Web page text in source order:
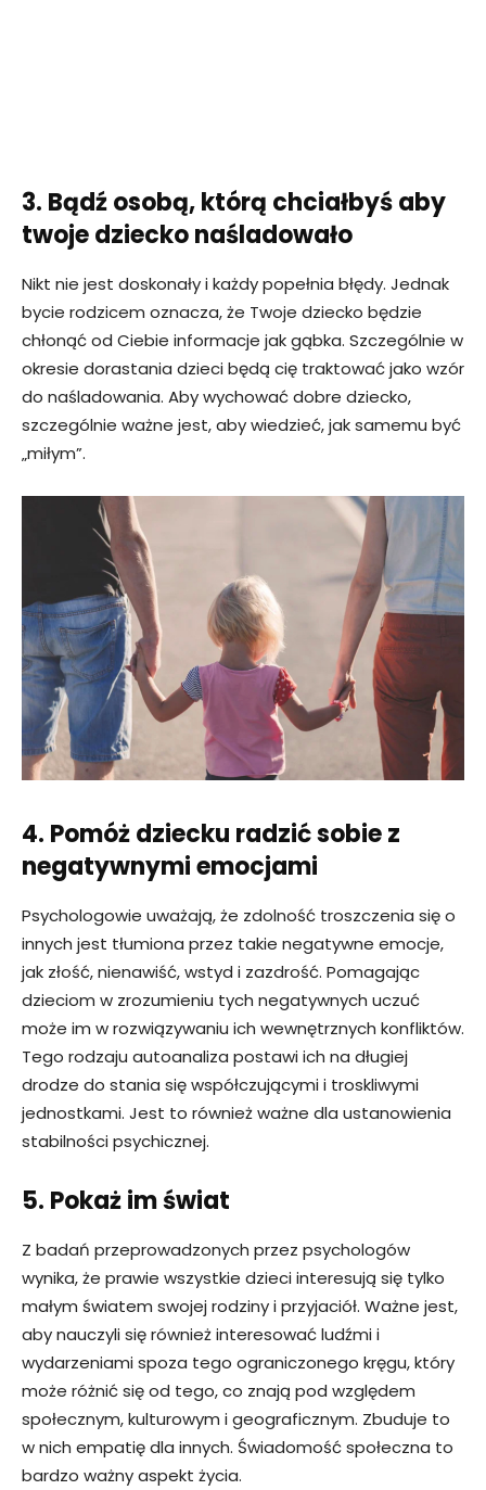
3. Bądź osobą, którą chciałbyś aby
twoje dziecko naśladowało
Nikt nie jest doskonały i każdy popełnia błędy. Jednak
bycie rodzicem oznacza, że ​​Twoje dziecko będzie
chłonąć od Ciebie informacje jak gąbka. Szczególnie w
okresie dorastania dzieci będą cię traktować jako wzór
do naśladowania. Aby wychować dobre dziecko,
szczególnie ważne jest, aby wiedzieć, jak samemu być
„miłym”.
4. Pomóż dziecku radzić sobie z
negatywnymi emocjami
Psychologowie uważają, że zdolność troszczenia się o
innych jest tłumiona przez takie negatywne emocje,
jak złość, nienawiść, wstyd i zazdrość. Pomagając
dzieciom w zrozumieniu tych negatywnych uczuć
może im w rozwiązywaniu ich wewnętrznych konfliktów.
Tego rodzaju autoanaliza postawi ich na długiej
drodze do stania się współczującymi i troskliwymi
jednostkami. Jest to również ważne dla ustanowienia
stabilności psychicznej.
5. Pokaż im świat
Z badań przeprowadzonych przez psychologów
wynika, że ​​prawie wszystkie dzieci interesują się tylko
małym światem swojej rodziny i przyjaciół. Ważne jest,
aby nauczyli się również interesować ludźmi i
wydarzeniami spoza tego ograniczonego kręgu, który
może różnić się od tego, co znają pod względem
społecznym, kulturowym i geograficznym. Zbuduje to
w nich empatię dla innych. Świadomość społeczna to
bardzo ważny aspekt życia.